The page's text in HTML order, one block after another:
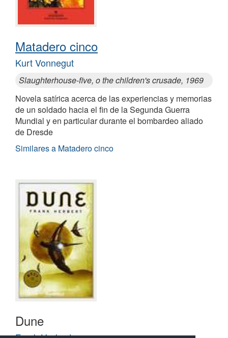
Matadero cinco
Kurt Vonnegut
Slaughterhouse-five, o the children's crusade, 1969
Novela satírica acerca de las experiencias y memorias
de un soldado hacia el fin de la Segunda Guerra
Mundial y en particular durante el bombardeo aliado
de Dresde
Similares a Matadero cinco
Dune